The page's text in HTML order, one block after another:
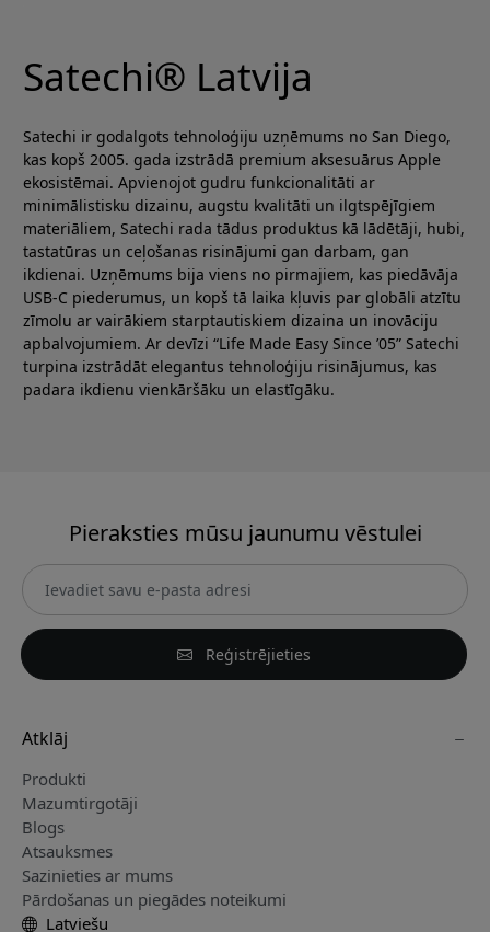
Satechi® Latvija
Satechi ir godalgots tehnoloģiju uzņēmums no San Diego,
kas kopš 2005. gada izstrādā premium aksesuārus Apple
ekosistēmai. Apvienojot gudru funkcionalitāti ar
minimālistisku dizainu, augstu kvalitāti un ilgtspējīgiem
materiāliem, Satechi rada tādus produktus kā lādētāji, hubi,
tastatūras un ceļošanas risinājumi gan darbam, gan
ikdienai. Uzņēmums bija viens no pirmajiem, kas piedāvāja
USB-C piederumus, un kopš tā laika kļuvis par globāli atzītu
zīmolu ar vairākiem starptautiskiem dizaina un inovāciju
apbalvojumiem. Ar devīzi “Life Made Easy Since ’05” Satechi
turpina izstrādāt elegantus tehnoloģiju risinājumus, kas
padara ikdienu vienkāršāku un elastīgāku.
Pieraksties mūsu jaunumu vēstulei
Reģistrējieties
Atklāj
Produkti
Mazumtirgotāji
Blogs
Atsauksmes
Sazinieties ar mums
Pārdošanas un piegādes noteikumi
Latviešu